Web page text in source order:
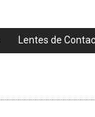
Lentes de